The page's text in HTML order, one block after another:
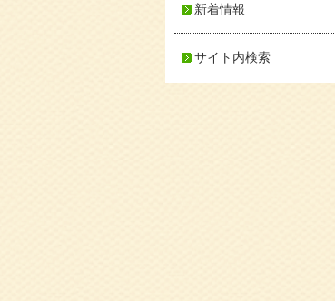
新着情報
サイト内検索